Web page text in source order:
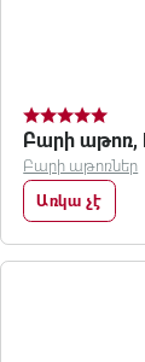
Բարի աթոռ,
Բարի աթոռներ
Առկա չէ